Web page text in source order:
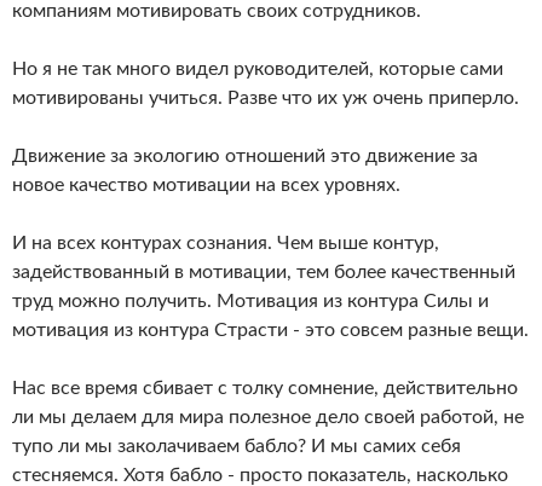
компаниям мотивировать своих сотрудников.
Но я не так много видел руководителей, которые сами
мотивированы учиться. Разве что их уж очень приперло.
Движение за экологию отношений это движение за
новое качество мотивации на всех уровнях.
И на всех контурах сознания. Чем выше контур,
задействованный в мотивации, тем более качественный
труд можно получить. Мотивация из контура Силы и
мотивация из контура Страсти - это совсем разные вещи.
Нас все время сбивает с толку сомнение, действительно
ли мы делаем для мира полезное дело своей работой, не
тупо ли мы заколачиваем бабло? И мы самих себя
стесняемся. Хотя бабло - просто показатель, насколько